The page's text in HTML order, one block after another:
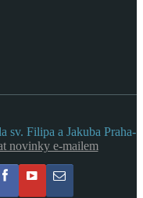
sv. Filipa a Jakuba Praha-
novinky e-mailem